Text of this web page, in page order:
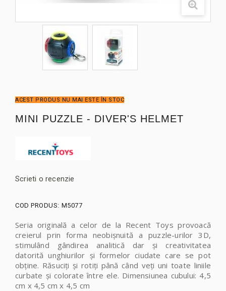
ACEST PRODUS NU MAI ESTE ÎN STOC
MINI PUZZLE - DIVER'S HELMET
Scrieti o recenzie
COD PRODUS: M5077
Seria originală a celor de la Recent Toys provoacă
creierul prin forma neobișnuită a puzzle-urilor 3D,
stimulând gândirea analitică dar și creativitatea
datorită unghiurilor și formelor ciudate care se pot
obține. Răsuciți și rotiți până când veți uni toate liniile
curbate și colorate între ele. Dimensiunea cubului: 4,5
cm x 4,5 cm x 4,5 cm